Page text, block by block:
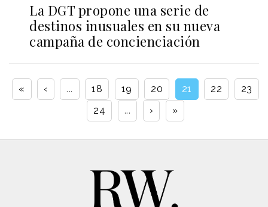
La DGT propone una serie de
destinos inusuales en su nueva
campaña de concienciación
« ‹ ... 18 19 20 21 22
23
24
... › »